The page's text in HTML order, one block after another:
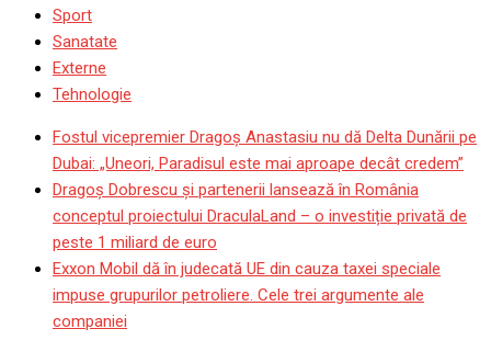
Sport
Sanatate
Externe
Tehnologie
Fostul vicepremier Dragoș Anastasiu nu dă Delta Dunării pe
Dubai: „Uneori, Paradisul este mai aproape decât credem”
Dragoş Dobrescu şi partenerii lansează în România
conceptul proiectului DraculaLand – o investiție privată de
peste 1 miliard de euro
Exxon Mobil dă în judecată UE din cauza taxei speciale
impuse grupurilor petroliere. Cele trei argumente ale
companiei